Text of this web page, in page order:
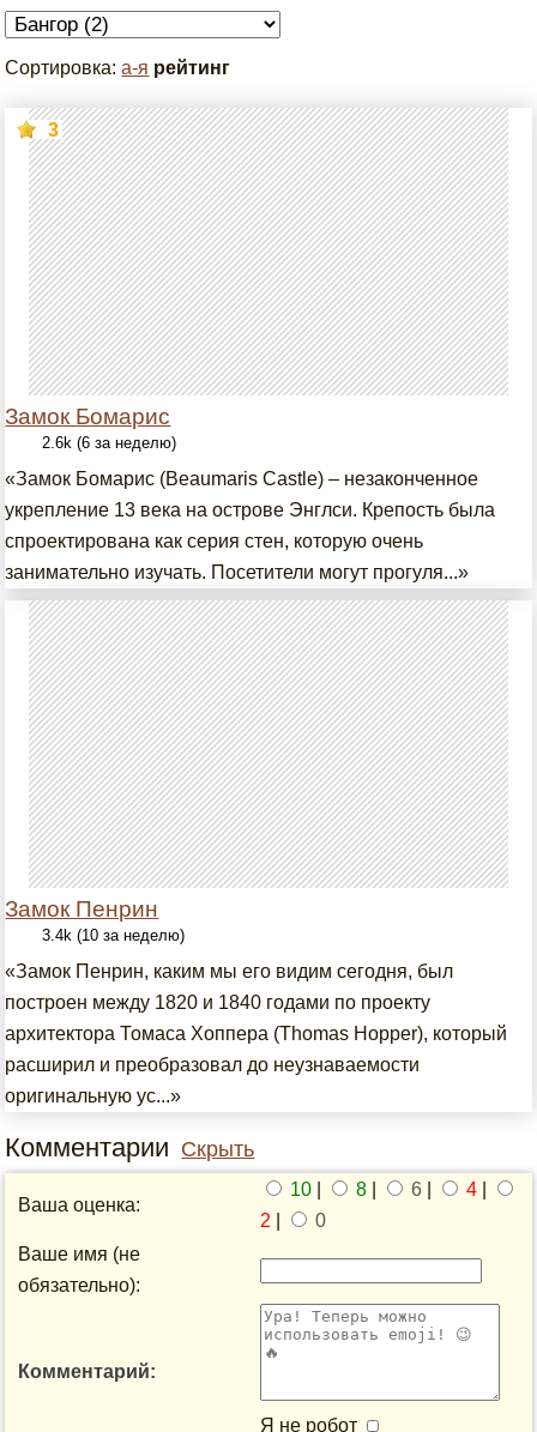
Сортировка:а-я рейтинг
Замок Бомарис
3
2.6k (6 за неделю)
«Замок Бомарис (Beaumaris Castle) – незаконченное
укрепление 13 века на острове Энглси. Крепость была
спроектирована как серия стен, которую очень
занимательно изучать. Посетители могут прогуля...»
Замок Пенрин
3.4k (10 за неделю)
«Замок Пенрин, каким мы его видим сегодня, был
построен между 1820 и 1840 годами по проекту
архитектора Томаса Хоппера (Thomas Hopper), который
расширил и преобразовал до неузнаваемости
оригинальную ус...»
Комментарии Скрыть
Ваша оценка:
10 8 6 4
2
0
Ваше имя (не
обязательно):
Комментарий:
Я не робот